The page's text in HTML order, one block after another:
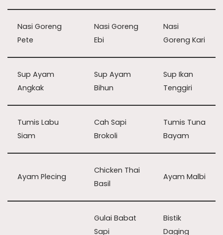
Nasi Goreng
Pete
Nasi Goreng
Ebi
Nasi
Goreng Kari
Sup Ayam
Angkak
Sup Ayam
Bihun
Sup Ikan
Tenggiri
Tumis Labu
Siam
Cah Sapi
Brokoli
Tumis Tuna
Bayam
Ayam Plecing
Chicken Thai
Basil
Ayam Malbi
Gulai Babat
Sapi
Bistik
Daging